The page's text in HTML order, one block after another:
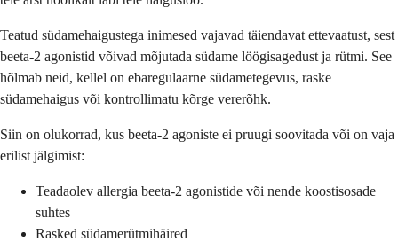
Teatud südamehaigustega inimesed vajavad täiendavat ettevaatust, sest
beeta-2 agonistid võivad mõjutada südame löögisagedust ja rütmi. See
hõlmab neid, kellel on ebaregulaarne südametegevus, raske
südamehaigus või kontrollimatu kõrge vererõhk.
Siin on olukorrad, kus beeta-2 agoniste ei pruugi soovitada või on vaja
erilist jälgimist:
Teadaolev allergia beeta-2 agonistide või nende koostisosade
suhtes
Rasked südamerütmihäired